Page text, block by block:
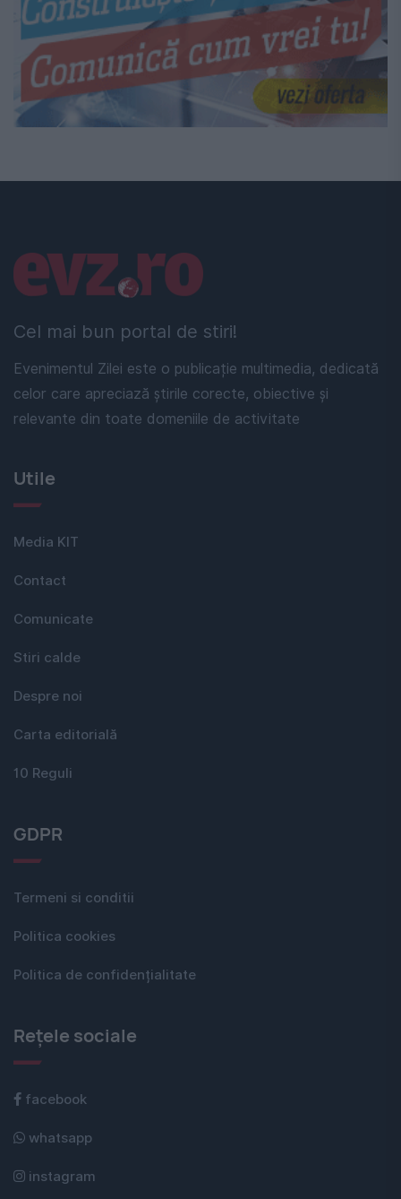
Cel mai bun portal de stiri!
Evenimentul Zilei este o publicație multimedia, dedicată
celor care apreciază știrile corecte, obiective și
relevante din toate domeniile de activitate
Linkuri utile
Utile
Media KIT
Contact
Comunicate
Stiri calde
Despre noi
Carta editorială
10 Reguli
GDPR
Termeni si conditii
Politica cookies
Politica de confidențialitate
Rețele sociale
facebook
whatsapp
instagram